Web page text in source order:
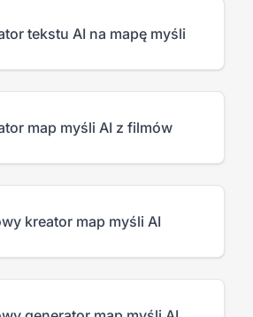
tekstu AI na mapę myśli
map myśli AI z filmów
kreator map myśli AI